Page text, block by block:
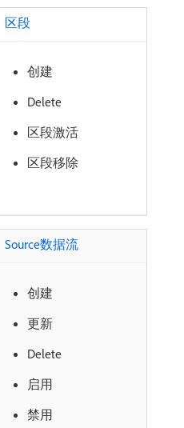
区段
创建
Delete
区段激活
区段移除
Source数据流
创建
更新
Delete
启用
禁用